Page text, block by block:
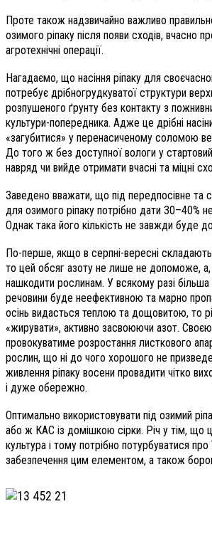
Проте також надзвичайно важливо
озимого ріпаку після появи сходів, вчасно
агротехнічні операції.
Нагадаємо, що насіння ріпаку для
потребує дрібногрудкуватої структури
розпушеного ґрунту без контакту з
культури-попередника. Адже це дрібні
«загубитися» у перенасиченому соломою
До того ж без доступної вологи у
навряд чи вийде отримати вчасні та міцні
Заведено вважати, що під передпосівне та
для озимого ріпаку потрібно дати 30–40%
Однак така його кількість не завжди буде
По-перше, якщо в серпні-вересні
то цей обсяг азоту не лише не допоможе, а,
нашкодити рослинам. У всякому разі більша
речовини буде неефективною та марно
осінь видасться теплою та дощовитою, то
«жирувати», активно засвоюючи азот.
провокуватиме розростання листкового
рослин, що ні до чого хорошого не
живлення ріпаку восени провадити чітко
і дуже обережно.
Оптимально використовувати під озимий
або ж КАС із домішкою сірки. Річ у тім, що
культура і тому потрібно потурбуватися про
забезпечення цим елементом, а також